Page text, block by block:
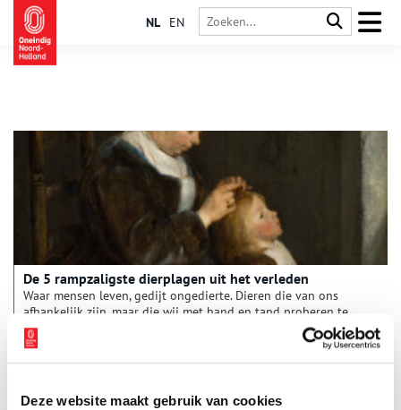
Deze website maakt gebruik van cookies
NL EN
De 5 rampzaligste dierplagen uit het verleden
Waar mensen leven, gedijt ongedierte. Dieren die van ons
afhankelijk zijn, maar die wij met hand en tand proberen te
bestrijden. Zo voert de mens met sommige kruipertjes al
eeuwenlang een gevecht, dat vooral in de grote stad tot felle
botsingen komt. Van muggen tot paalworm, wij hebben de vijf
gezet.